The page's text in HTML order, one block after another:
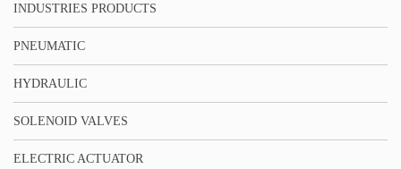
INDUSTRIES PRODUCTS
PNEUMATIC
HYDRAULIC
SOLENOID VALVES
ELECTRIC ACTUATOR